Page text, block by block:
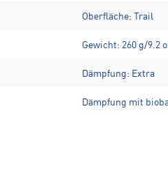
Oberfläche: Trail
Gewicht: 260 g/9.2
Dämpfung: Extra
Dämpfung mit